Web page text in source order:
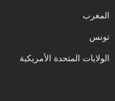
المغرب
تونس
الولايات المتحدة الأمريكية